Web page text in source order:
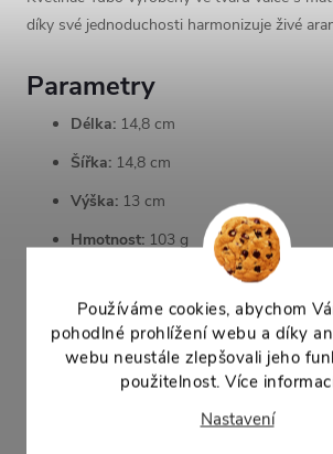
Používáme cookies, abychom
pohodlné prohlížení webu a díky
webu neustále zlepšovali jeho
použitelnost. Více
Nastavení
díky své jednoduchosti harmonizuje živé
Parametry
Délka: 14,8 cm
Šířka: 14,8 cm
Výška: 13 cm
Hmotnost: 103 g
Materiál:Plast
Parametry produktu